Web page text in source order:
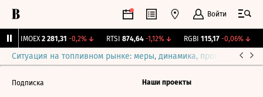
Войти
IMOEX 2 281,31 -0,2%↓ RTSI 874,64 -1,12%↓ RGBI 115,17 -0,06%↓
Ситуация на топливном рынке: меры, динамика, прогнозы
Подписка Наши проекты